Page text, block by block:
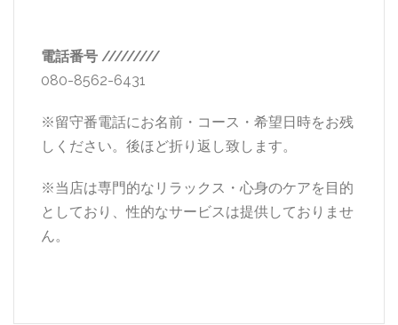
電話番号 /////////
080-8562-6431
※留守番電話にお名前・コース・希望日時をお残
しください。後ほど折り返し致します。
※当店は専門的なリラックス・心身のケアを目的
としており、性的なサービスは提供しておりませ
ん。